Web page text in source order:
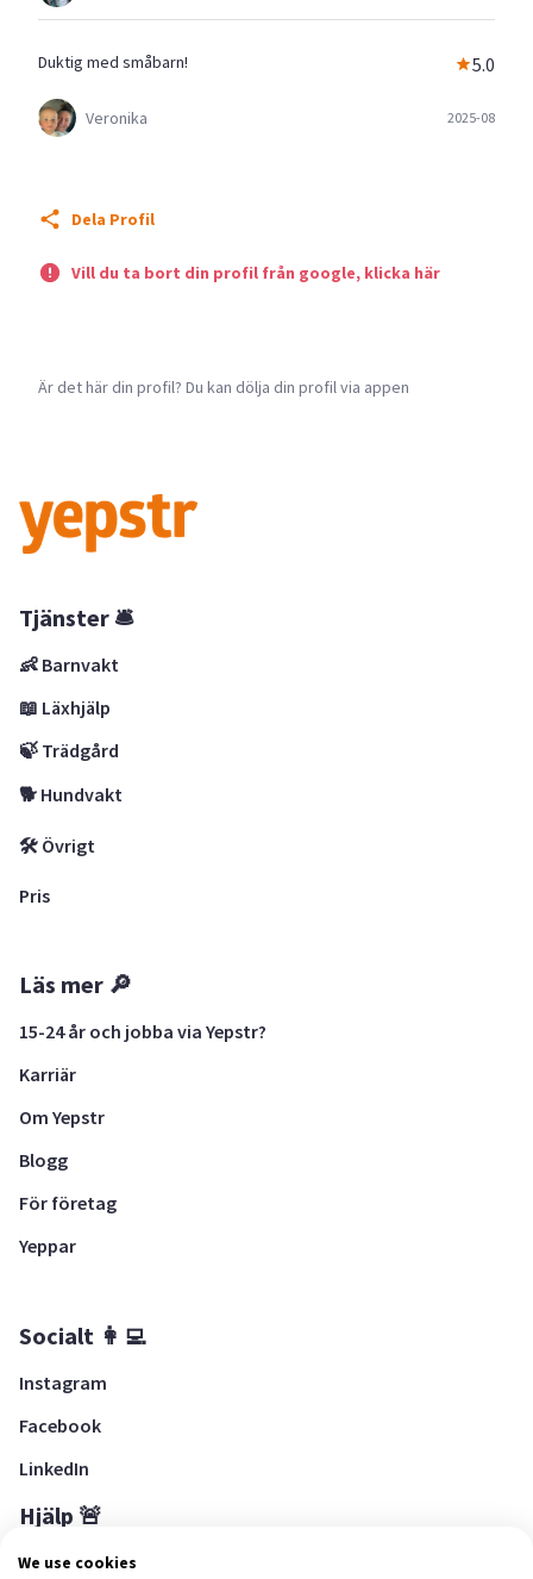
Duktig med småbarn! 5.0
Veronika 2025-08
Dela Profil
Vill du ta bort din profil från google, klicka här
Är det här din profil? Du kan dölja din profil via appen
Tjänster 🛎
👶 Barnvakt
📖 Läxhjälp
🍃 Trädgård
🐕 Hundvakt
🛠 Övrigt
Pris
Läs mer 🔎
15-24 år och jobba via Yepstr?
Karriär
Om Yepstr
Blogg
För företag
Yeppar
Socialt 👩‍💻
Instagram
Facebook
LinkedIn
Hjälp 🚨
Hjälpcenter
We use cookies